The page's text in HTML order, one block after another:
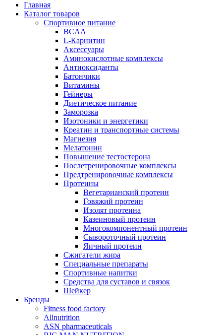
Главная
Каталог товаров
Спортивное питание
BCAA
L-Карнитин
Аксессуары
Аминокислотные комплексы
Антиоксиданты
Батончики
Витамины
Гейнеры
Диетическое питание
Заморозка
Изотоники и энергетики
Креатин и транспортные системы
Магнезия
Мелатонин
Повышение тестостерона
Послетренировочные комплексы
Предтренировочные комплексы
Протеины
Вегетарианский протеин
Говяжий протеин
Изолят протеина
Казеиновый протеин
Многокомпонентный протеин
Сывороточный протеин
Яичный протеин
Сжигатели жира
Специальные препараты
Спортивные напитки
Средства для суставов и связок
Шейкер
Бренды
Fitness food factory
Allnutrition
ASN pharmaceuticals